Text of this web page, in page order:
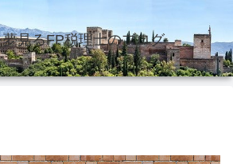
見るFP税理士のブログ